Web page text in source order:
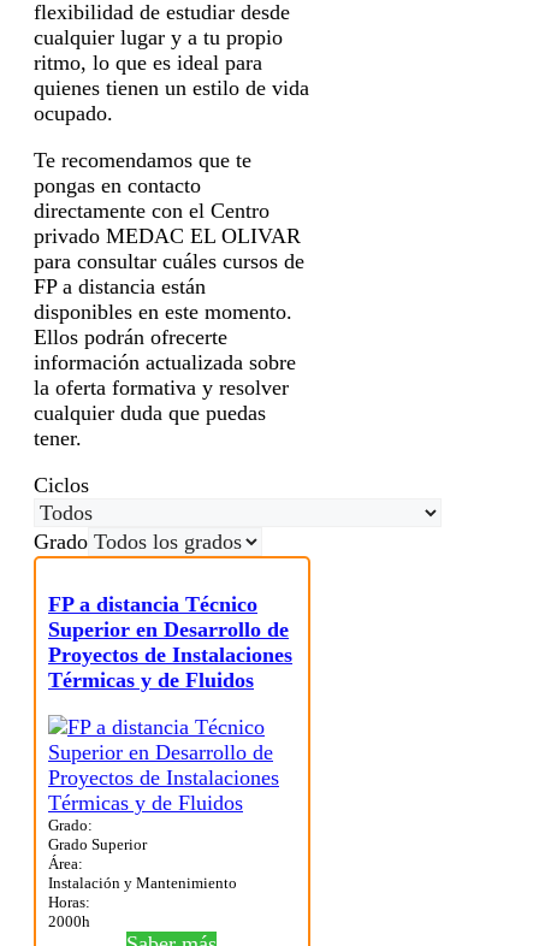
flexibilidad de estudiar desde
cualquier lugar y a tu propio
ritmo, lo que es ideal para
quienes tienen un estilo de vida
ocupado.
Te recomendamos que te
pongas en contacto
directamente con el Centro
privado MEDAC EL OLIVAR
para consultar cuáles cursos de
FP a distancia están
disponibles en este momento.
Ellos podrán ofrecerte
información actualizada sobre
la oferta formativa y resolver
cualquier duda que puedas
tener.
Ciclos
Grado
FP a distancia Técnico
Superior en Desarrollo de
Proyectos de Instalaciones
Térmicas y de Fluidos
Grado:
Grado Superior
Área:
Instalación y Mantenimiento
Horas:
2000h